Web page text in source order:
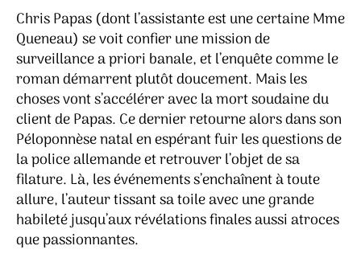
Chris Papas (dont l’assistante est une certaine Mme
Queneau) se voit confier une mission de
surveillance a priori banale, et l’enquête comme le
roman démarrent plutôt doucement. Mais les
choses vont s’accélérer avec la mort soudaine du
client de Papas. Ce dernier retourne alors dans son
Péloponnèse natal en espérant fuir les questions de
la police allemande et retrouver l’objet de sa
filature. Là, les événements s’enchaînent à toute
allure, l’auteur tissant sa toile avec une grande
habileté jusqu’aux révélations finales aussi atroces
que passionnantes.